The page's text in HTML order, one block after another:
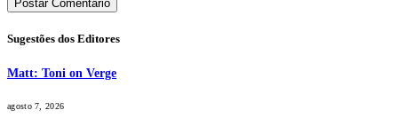
Sugestões dos Editores
Matt: Toni on Verge
agosto 7, 2026